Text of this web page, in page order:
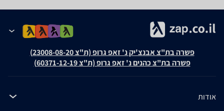
פשרה בת"צ אבנצ'יק נ' זאפ גרופ (ת"צ 23008-08-20)
פשרה בת"צ כהנים נ' זאפ גרופ (ת"צ 60371-12-19)
אודות